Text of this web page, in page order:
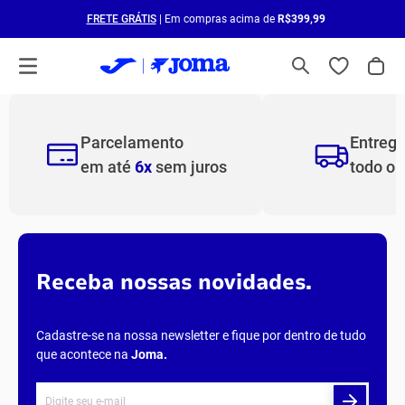
FRETE GRÁTIS| Em compras acima de R$399,99
Parcelamento
em até 6xsem juros
todo o
Receba nossas novidades.
Cadastre-se na nossa newsletter e fique por dentro de tudo
que acontece na Joma.